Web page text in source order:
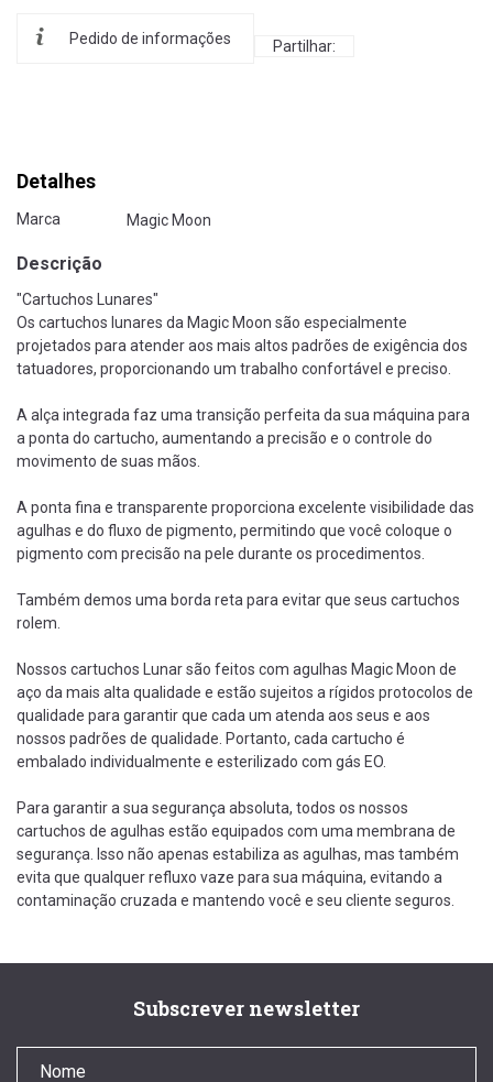
Pedido de informações Partilhar:
Detalhes
Marca Magic Moon
Descrição
"Cartuchos Lunares"
Os cartuchos lunares da Magic Moon são especialmente
projetados para atender aos mais altos padrões de exigência dos
tatuadores, proporcionando um trabalho confortável e preciso.
A alça integrada faz uma transição perfeita da sua máquina para
a ponta do cartucho, aumentando a precisão e o controle do
movimento de suas mãos.
A ponta fina e transparente proporciona excelente visibilidade das
agulhas e do fluxo de pigmento, permitindo que você coloque o
pigmento com precisão na pele durante os procedimentos.
Também demos uma borda reta para evitar que seus cartuchos
rolem.
Nossos cartuchos Lunar são feitos com agulhas Magic Moon de
aço da mais alta qualidade e estão sujeitos a rígidos protocolos de
qualidade para garantir que cada um atenda aos seus e aos
nossos padrões de qualidade. Portanto, cada cartucho é
embalado individualmente e esterilizado com gás EO.
Para garantir a sua segurança absoluta, todos os nossos
cartuchos de agulhas estão equipados com uma membrana de
segurança. Isso não apenas estabiliza as agulhas, mas também
evita que qualquer refluxo vaze para sua máquina, evitando a
contaminação cruzada e mantendo você e seu cliente seguros.
Subscrever newsletter